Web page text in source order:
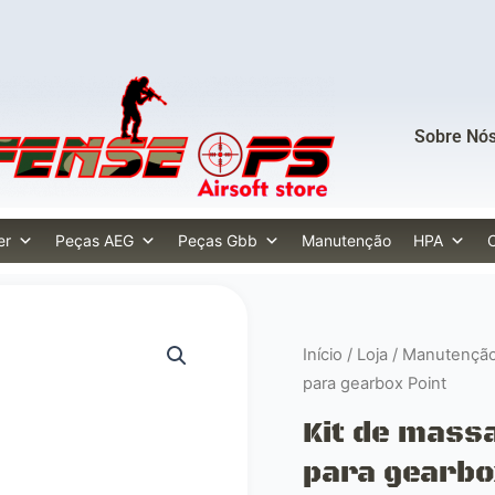
Sobre
Peças AEG Peças Gbb Manutenção HPA
Início / Loja /
para gearbox Point
Kit de
para